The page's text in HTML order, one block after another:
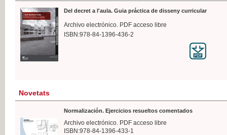
Del decret a l'aula. Guia práctica de disseny curricular
Archivo electrónico. PDF acceso libre
ISBN:978-84-1396-436-2
Novetats
Normalización. Ejercicios resueltos comentados
Archivo electrónico. PDF acceso libre
ISBN:978-84-1396-433-1